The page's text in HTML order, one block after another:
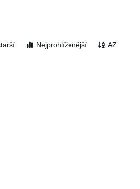
Nejprohlíženější AZ